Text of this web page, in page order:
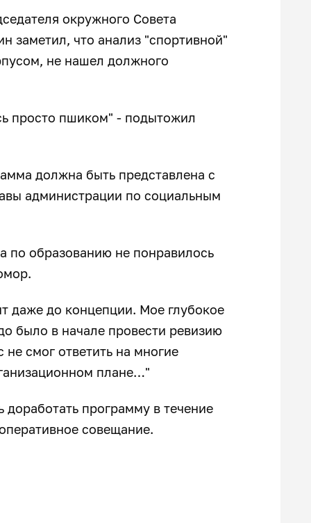
окружного Совета
заметил, что анализ "спортивной"
не нашел должного
просто пшиком" - подытожил
должна быть представлена с
администрации по социальным
по образованию не понравилось
даже до концепции. Мое глубокое
было в начале провести ревизию
смог ответить на многие
плане…"
программу в течение
совещание.